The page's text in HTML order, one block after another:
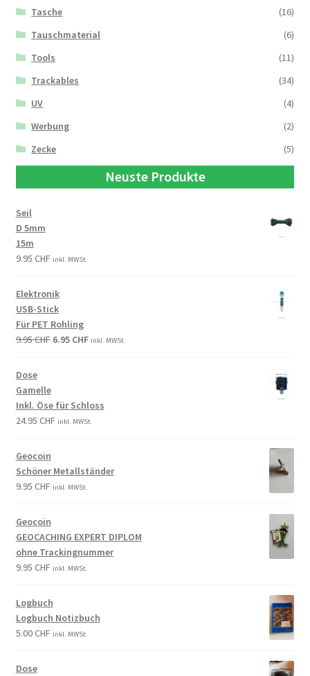
Tasche
(16)
Tauschmaterial
(6)
Tools
(11)
Trackables
(34)
UV
(4)
Werbung
(2)
Zecke
(5)
Neuste Produkte
Seil
D 5mm
15m
9.95 CHF inkl. MWSt.
Elektronik
USB-Stick
Für PET Rohling
9.95CHF 6.95 CHF inkl. MWSt.
Dose
Gamelle
Inkl. Öse für Schloss
24.95 CHF inkl. MWSt.
Geocoin
Schöner Metallständer
9.95 CHF inkl. MWSt.
Geocoin
GEOCACHING EXPERT DIPLOM
ohne Trackingnummer
9.95 CHF inkl. MWSt.
Logbuch
Logbuch Notizbuch
5.00CHF inkl. MWSt.
Dose